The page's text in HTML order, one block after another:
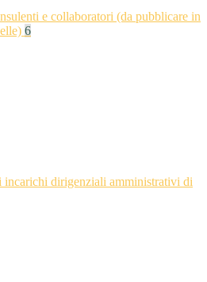
e collaboratori (da pubblicare in
6
incarichi dirigenziali amministrativi di